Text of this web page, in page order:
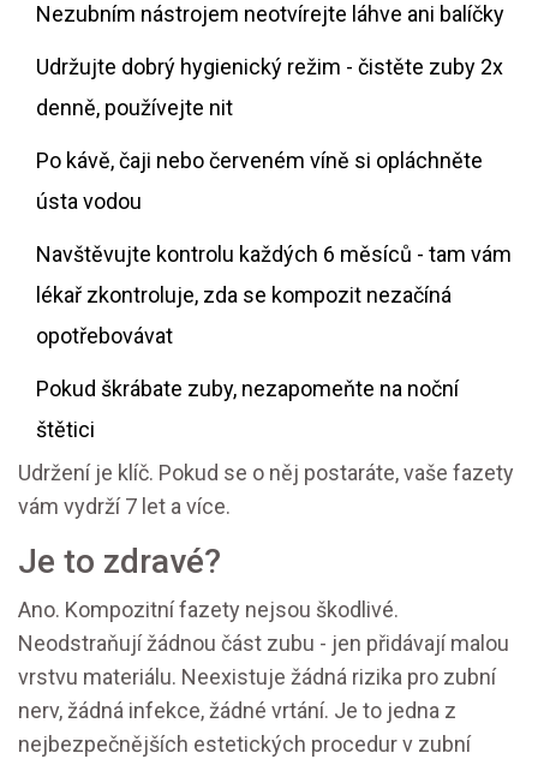
Nezubním nástrojem neotvírejte láhve ani balíčky
Udržujte dobrý hygienický režim - čistěte zuby 2x
denně, používejte nit
Po kávě, čaji nebo červeném víně si opláchněte
ústa vodou
Navštěvujte kontrolu každých 6 měsíců - tam vám
lékař zkontroluje, zda se kompozit nezačíná
opotřebovávat
Pokud škrábate zuby, nezapomeňte na noční
štětici
Udržení je klíč. Pokud se o něj postaráte, vaše fazety
vám vydrží 7 let a více.
Je to zdravé?
Ano. Kompozitní fazety nejsou škodlivé.
Neodstraňují žádnou část zubu - jen přidávají malou
vrstvu materiálu. Neexistuje žádná rizika pro zubní
nerv, žádná infekce, žádné vrtání. Je to jedna z
nejbezpečnějších estetických procedur v zubní